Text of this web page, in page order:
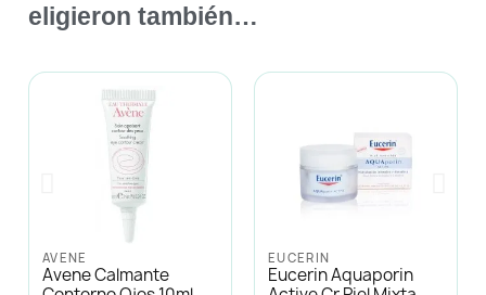
eligieron también…
AVENE
Avene Calmante
EUCERIN
Eucerin Aquaporin